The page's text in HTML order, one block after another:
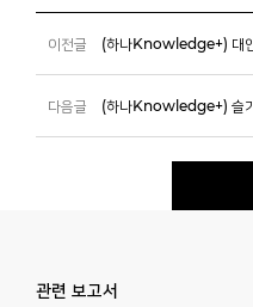
이전글
다음글
관련 보고서